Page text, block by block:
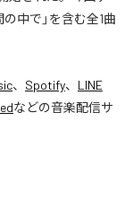
中で」を含む全1曲
、 Spotify、 LINE
などの音楽配信サ